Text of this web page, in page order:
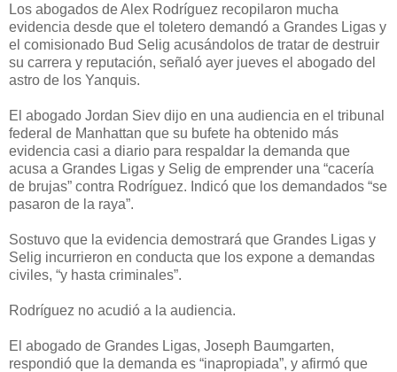
Los abogados de Alex Rodríguez recopilaron mucha
evidencia desde que el toletero demandó a Grandes Ligas y
el comisionado Bud Selig acusándolos de tratar de destruir
su carrera y reputación, señaló ayer jueves el abogado del
astro de los Yanquis.
El abogado Jordan Siev dijo en una audiencia en el tribunal
federal de Manhattan que su bufete ha obtenido más
evidencia casi a diario para respaldar la demanda que
acusa a Grandes Ligas y Selig de emprender una “cacería
de brujas” contra Rodríguez. Indicó que los demandados “se
pasaron de la raya”.
Sostuvo que la evidencia demostrará que Grandes Ligas y
Selig incurrieron en conducta que los expone a demandas
civiles, “y hasta criminales”.
Rodríguez no acudió a la audiencia.
El abogado de Grandes Ligas, Joseph Baumgarten,
respondió que la demanda es “inapropiada”, y afirmó que